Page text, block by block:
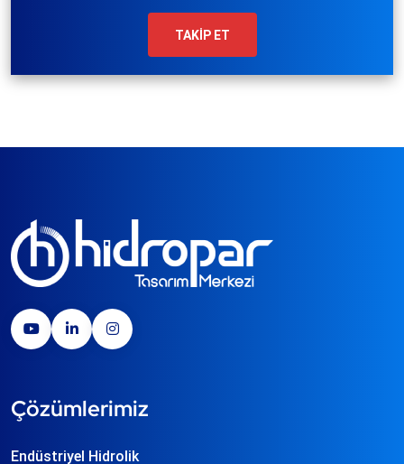
TAKİP ET
Çözümlerimiz
Endüstriyel Hidrolik